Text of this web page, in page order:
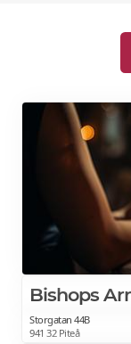
Bishops
Storgatan 44B
941 32 Piteå